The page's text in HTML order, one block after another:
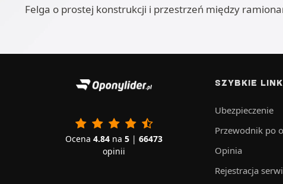
Felga o prostej konstrukcji i przestrzeń między
Ocena 4.84 na 5 | 66473
opinii
SZYBKIE
Ubezpieczenie
Przewodnik po
Opinia
Rejestracja